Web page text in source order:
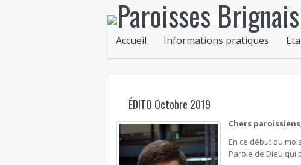
Accueil Informations pratiques
ÉDITO Octobre 2019
Chers
En ce début du
Parole de Dieu qui